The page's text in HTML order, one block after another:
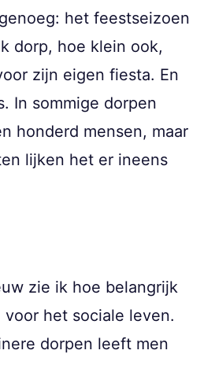
het feestseizoen
dorp, hoe klein ook,
zijn eigen fiesta. En
In sommige dorpen
honderd mensen, maar
lijken het er ineens
zie ik hoe belangrijk
het sociale leven.
dorpen leeft men